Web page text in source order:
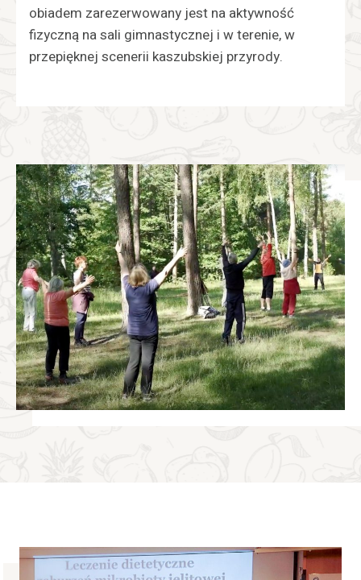
obiadem zarezerwowany jest na aktywność
fizyczną na sali gimnastycznej i w terenie, w
przepięknej scenerii kaszubskiej przyrody.